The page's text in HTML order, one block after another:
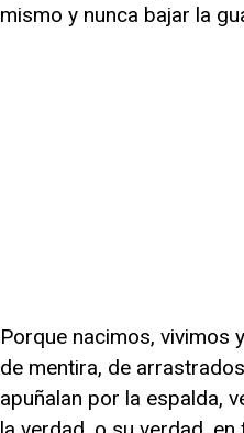
mismo y nunca bajar la
Porque nacimos, vivimos
de mentira, de
apuñalan por la espalda,